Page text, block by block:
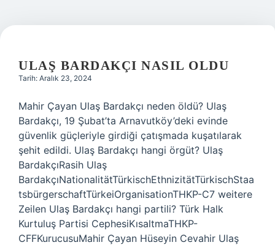
ULAŞ BARDAKÇI NASIL OLDU
Tarih: Aralık 23, 2024
Mahir Çayan Ulaş Bardakçı neden öldü? Ulaş
Bardakçı, 19 Şubat’ta Arnavutköy’deki evinde
güvenlik güçleriyle girdiği çatışmada kuşatılarak
şehit edildi. Ulaş Bardakçı hangi örgüt? Ulaş
BardakçıRasih Ulaş
BardakçıNationalitätTürkischEthnizitätTürkischStaa
tsbürgerschaftTürkeiOrganisationTHKP-C7 weitere
Zeilen Ulaş Bardakçı hangi partili? Türk Halk
Kurtuluş Partisi CephesiKısaltmaTHKP-
CFFKurucusuMahir Çayan Hüseyin Cevahir Ulaş